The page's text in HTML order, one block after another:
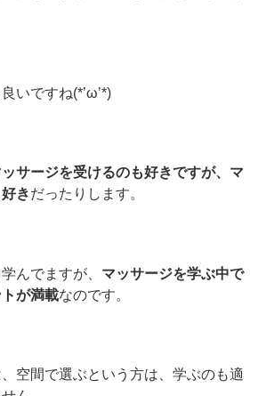
いですね(*’ω’*)
ッサージを受けるのも好きですが、マ
きだったりします。
んでますが、 マッサージを学ぶ中で
が満載なのです。
空間で選ぶという方は、学ぶのも適